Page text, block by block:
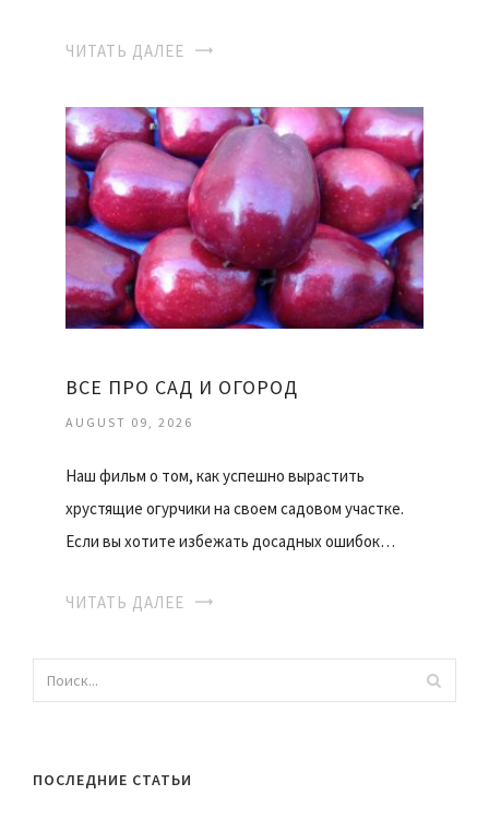
ЧИТАТЬ ДАЛЕЕ
ВСЕ ПРО САД И ОГОРОД
AUGUST 09, 2026
Наш фильм о том, как успешно вырастить
хрустящие огурчики на своем садовом участке.
Если вы хотите избежать досадных ошибок…
ЧИТАТЬ ДАЛЕЕ
ПОСЛЕДНИЕ СТАТЬИ